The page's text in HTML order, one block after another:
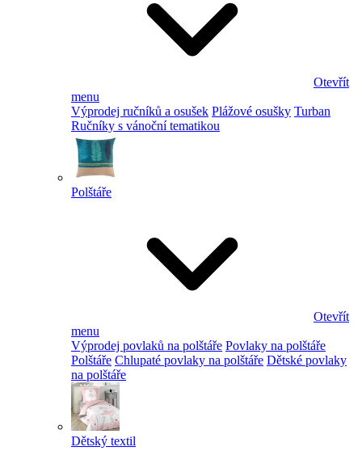
Otevřít
menu
Výprodej ručníků a osušek Plážové osušky Turban
Ručníky s vánoční tematikou
Polštáře
Otevřít
menu
Výprodej povlaků na polštáře Povlaky na polštáře
Polštáře Chlupaté povlaky na polštáře Dětské povlaky
na polštáře
Dětský textil